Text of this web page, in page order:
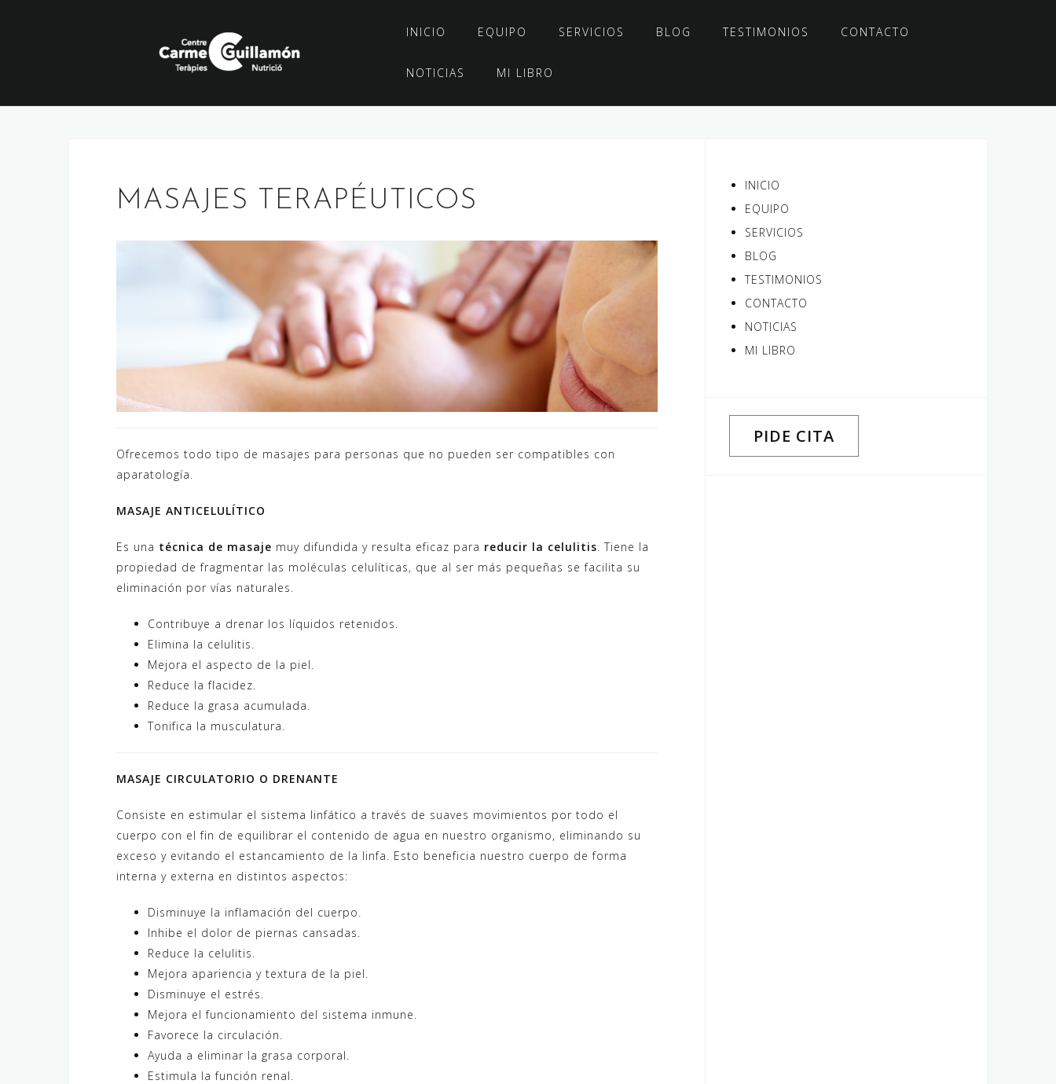
INICIO EQUIPO SERVICIOS BLOG TESTIMONIOS CONTACTO
NOTICIAS MI LIBRO
MASAJES TERAPÉUTICOS
Ofrecemos todo tipo de masajes para personas que no pueden ser compatibles con
aparatología.
MASAJE ANTICELULÍTICO
Es una técnica de masaje muy difundida y resulta eficaz para reducir la celulitis . Tiene la
propiedad de fragmentar las moléculas celulíticas, que al ser más pequeñas se facilita su
eliminación por vías naturales.
Contribuye a drenar los líquidos retenidos.
Elimina la celulitis.
Mejora el aspecto de la piel.
Reduce la flacidez.
Reduce la grasa acumulada.
Tonifica la musculatura.
MASAJE CIRCULATORIO O DRENANTE
Consiste en estimular el sistema linfático a través de suaves movimientos por todo el
cuerpo con el fin de equilibrar el contenido de agua en nuestro organismo, eliminando su
exceso y evitando el estancamiento de la linfa. Esto beneficia nuestro cuerpo de forma
interna y externa en distintos aspectos:
Disminuye la inflamación del cuerpo.
Inhibe el dolor de piernas cansadas.
Reduce la celulitis.
Mejora apariencia y textura de la piel.
Disminuye el estrés.
Mejora el funcionamiento del sistema inmune.
Favorece la circulación.
Ayuda a eliminar la grasa corporal.
Estimula la función renal.
INICIO
EQUIPO
SERVICIOS
BLOG
TESTIMONIOS
CONTACTO
NOTICIAS
MI LIBRO
PIDE CITA